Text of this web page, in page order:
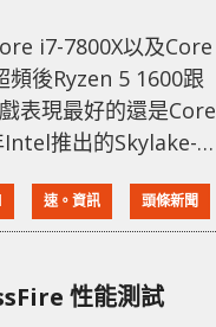
i7-7800X以及Core
頻後Ryzen 5 1600跟
表現最好的還是Core
推出的Skylake-X
Core i9，而追求實用
，作為目前最有性
速。資訊 頭條新聞
性能測試